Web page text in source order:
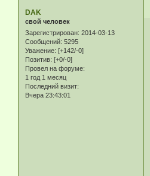
DAK
свой человек
Зарегистрирован: 2014-03-13
Сообщений: 5295
Уважение: [+142/-0]
Позитив: [+0/-0]
Провел на форуме:
1 год 1 месяц
Последний визит:
Вчера 23:43:01